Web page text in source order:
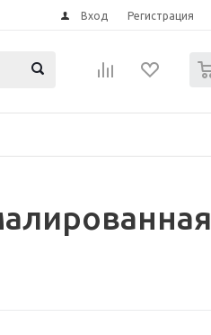
Вход Регистрация